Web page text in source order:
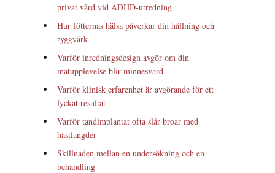
privat vård vid ADHD-utredning
Hur fötternas hälsa påverkar din hållning och
ryggvärk
Varför inredningsdesign avgör om din
matupplevelse blir minnesvärd
Varför klinisk erfarenhet är avgörande för ett
lyckat resultat
Varför tandimplantat ofta slår broar med
hästlängder
Skillnaden mellan en undersökning och en
behandling